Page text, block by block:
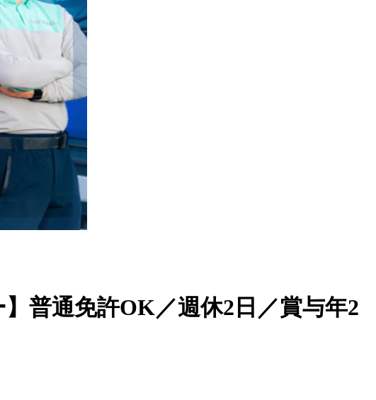
普通免許OK／週休2日／賞与年2